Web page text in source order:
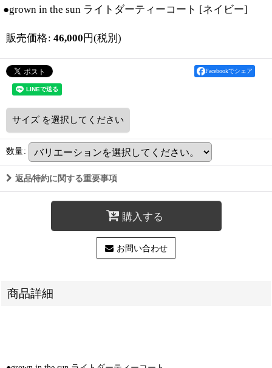
●grown in the sun ライトダーティーコート [ネイビー]
販売価格: 46,000 円(税別)
Facebookでシェア
サイズ を選択してください
数量:
返品特約に関する重要事項
購入する
お問い合わせ
商品詳細